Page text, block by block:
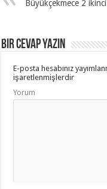
Büyükçekmece 2
Bir cevap yazın
E-posta hesabınız
işaretlenmişlerdir
Yorum